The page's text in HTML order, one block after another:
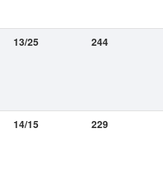
13/25 244
14/15 229